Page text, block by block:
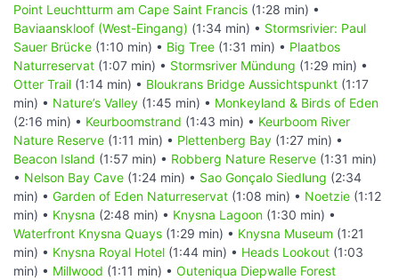
Point Leuchtturm am Cape Saint Francis (1:28 min) •
Baviaanskloof (West-Eingang) (1:34 min) • Stormsrivier: Paul
Sauer Brücke (1:10 min) • Big Tree (1:31 min) • Plaatbos
Naturreservat (1:07 min) • Stormsriver Mündung (1:29 min) •
Otter Trail (1:14 min) • Bloukrans Bridge Aussichtspunkt (1:17
min) • Nature’s Valley (1:45 min) • Monkeyland & Birds of Eden
(2:16 min) • Keurboomstrand (1:43 min) • Keurboom River
Nature Reserve (1:11 min) • Plettenberg Bay (1:27 min) •
Beacon Island (1:57 min) • Robberg Nature Reserve (1:31 min)
• Nelson Bay Cave (1:24 min) • Sao Gonçalo Siedlung (2:34
min) • Garden of Eden Naturreservat (1:08 min) • Noetzie (1:12
min) • Knysna (2:48 min) • Knysna Lagoon (1:30 min) •
Waterfront Knysna Quays (1:29 min) • Knysna Museum (1:21
min) • Knysna Royal Hotel (1:44 min) • Heads Lookout (1:03
min) • Millwood (1:11 min) • Outeniqua Diepwalle Forest